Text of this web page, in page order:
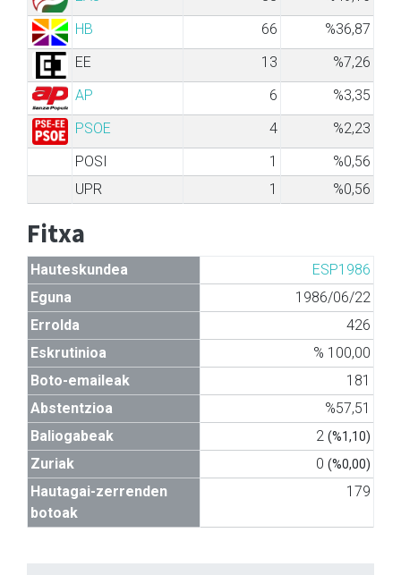
HB
66
%36,87
EE
13
%7,26
AP
6
%3,35
PSOE
4
%2,23
POSI
1
%0,56
UPR
1 %0,56
Fitxa
Hauteskundea
ESP1986
Eguna
1986/06/22
Errolda
426
Eskrutinioa
% 100,00
Boto-emaileak
181
Abstentzioa
%57,51
Baliogabeak
2 (%1,10)
Zuriak 0 (%0,00)
Hautagai-zerrenden
botoak
179